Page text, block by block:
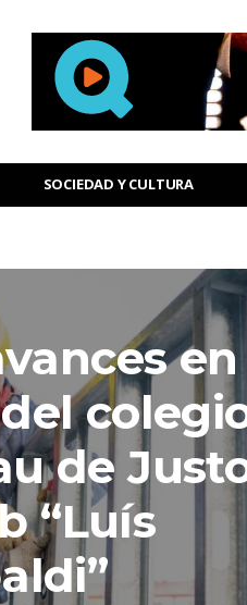
SOCIEDAD Y CULTURA
en
de
“Luís